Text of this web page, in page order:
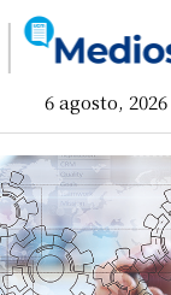
6 agosto, 2026